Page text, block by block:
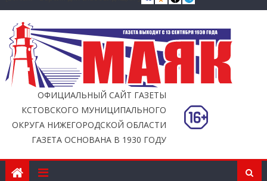
комплекса
Мониторинг доступности городской среды на
ул. Рождественской: итоги совместной работы
ОФИЦИАЛЬНЫЙ САЙТ ГАЗЕТЫ
КСТОВСКОГО МУНИЦИПАЛЬНОГО
ОКРУГА НИЖЕГОРОДСКОЙ ОБЛАСТИ
ГАЗЕТА ОСНОВАНА В 1930 ГОДУ